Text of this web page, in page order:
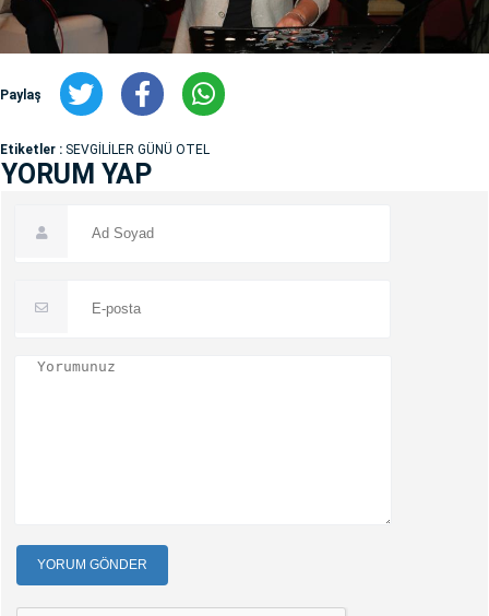
Paylaş
Etiketler : SEVGİLİLER GÜNÜ OTEL
YORUM YAP
YORUM GÖNDER